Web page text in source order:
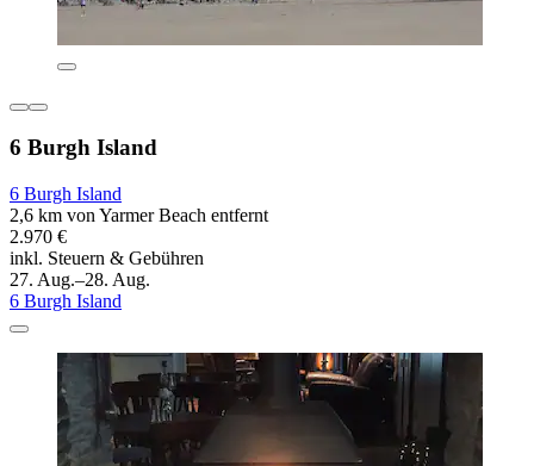
6 Burgh Island
6 Burgh Island
2,6 km von Yarmer Beach entfernt
2.970 €
inkl. Steuern & Gebühren
27. Aug.–28. Aug.
6 Burgh Island